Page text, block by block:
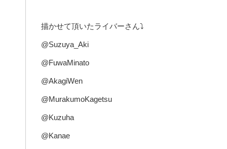
描かせて頂いたライバーさん⤵︎
@Suzuya_Aki
@FuwaMinato
@AkagiWen
@MurakumoKagetsu
@Kuzuha
@Kanae